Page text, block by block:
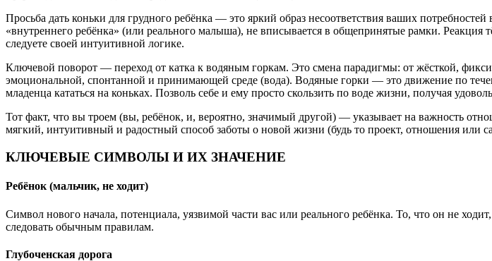
Просьба дать коньки для грудного ребёнка — это яркий образ несоответствия ваших
«внутреннего ребёнка» (или реального малыша), не вписывается в общепринятые рамки. Реакция
следуете своей интуитивной логике.
Ключевой поворот — переход от катка к водяным горкам. Это смена парадигмы: от жёсткой,
эмоциональной, спонтанной и принимающей среде (вода). Водяные горки — это движение по
младенца кататься на коньках. Позволь себе и ему просто скользить по воде жизни, получая
Тот факт, что вы троем (вы, ребёнок, и, вероятно, значимый другой) — указывает на важность
мягкий, интуитивный и радостный способ заботы о новой жизни (будь то проект, отношения или
КЛЮЧЕВЫЕ СИМВОЛЫ И ИХ ЗНАЧЕНИЕ
Ребёнок (мальчик, не ходит)
Символ нового начала, потенциала, уязвимой части вас или реального ребёнка. То, что он не
следовать обычным правилам.
Глубоченская дорога